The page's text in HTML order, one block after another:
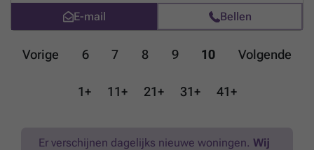
PANORAMA B2B voor meer informatie of om een vrijblijvend
plaatsbezoek in te plannen. Wij zijn bereikbaar op ###Meer weten?
E-mail Bellen
Vorige 6 7 8 9 10 Volgende
1+ 11+ 21+ 31+ 41+
Er verschijnen dagelijks nieuwe woningen. Wij